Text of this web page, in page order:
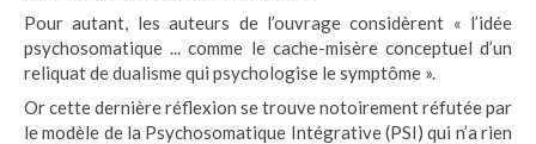
Pour autant, les auteurs de l’ouvrage considèrent « l’idée
psychosomatique ... comme le cache-misère conceptuel d’un
reliquat de dualisme qui psychologise le symptôme ».
Or cette dernière réflexion se trouve notoirement réfutée par
le modèle de la Psychosomatique Intégrative (PSI) qui n’a rien